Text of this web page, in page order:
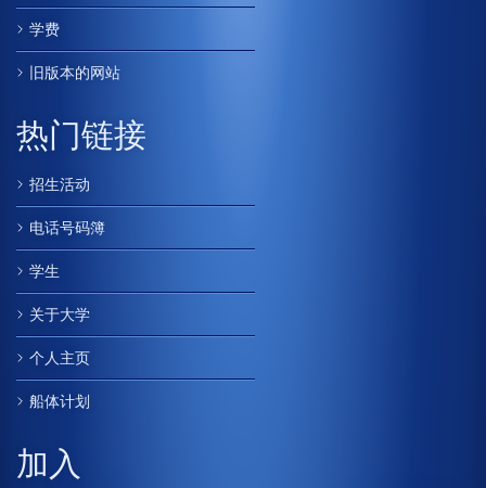
学费
旧版本的网站
热门链接
招生活动
电话号码簿
学生
关于大学
个人主页
船体计划
加入